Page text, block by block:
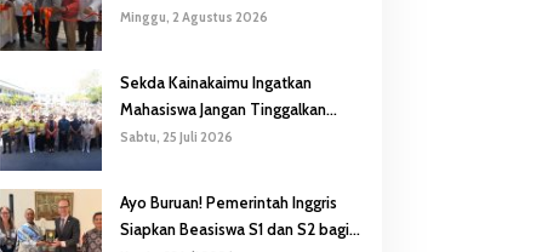
Gubernur Safanpo: Pentingnya
Minggu, 2 Agustus 2026
Sekda Kainakaimu Ingatkan
Mahasiswa Jangan Tinggalkan
‘Noda-Madu’ di Lokasi KKN
Sabtu, 25 Juli 2026
Ayo Buruan! Pemerintah Inggris
Siapkan Beasiswa S1 dan S2 bagi